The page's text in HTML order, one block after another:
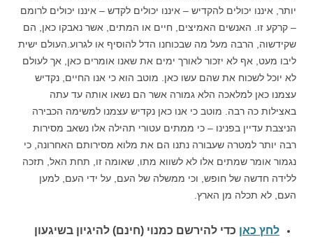
יותר, איננו יכולים להקדיש – איננו יכולים לקדש – איננו יכולים לרומם
– קרקע זו. האנשים האמיצים, חיים או המתים, אשר נאבקו כאן, הם
שקידשוה, הרבה מעל מה שבכוחנו הדל להוסיף או לגרוע.העולם ישית
ליבו מעט, אף לא יזכור לאורך ימים את שאנו אומרים כאן, אך לעולם
לא יוכל לשכוח את שהם עשו כאן. מוטב הוא כי אנו החיים, נקדיש
עצמנו כאן למלאכה הלא גמורה אשר הם נשאו אותה עד עתה
באצילות כה רבה. מוטב כי אנו כאן נקדיש עצמנו למשימה הכבירה
הניצבת עדיין בפנינו – כי ממתים עטורי תהילה אלו נשאב מסירות
רבה יותר למטרה שעבורה נתנו הם את מלוא מסירותם האחרונה, כי
נגמור אומר שמתים אלו לא לשווא מתו, שאומה זו, תחת האל, תזכה
ללידה חדשה של חופש, וכי ממשלה של העם, על ידי העם, למען
העם, לא תכלה מן הארץ.
לחץ כאן כדי להירשם כמנוי (חינם) להיגיון בשיגעון